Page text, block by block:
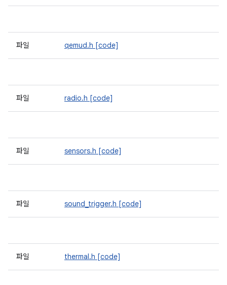
파일 qemud.h [code]
파일 radio.h [code]
파일 sensors.h [code]
파일 sound_trigger.h [code]
파일 thermal.h [code]